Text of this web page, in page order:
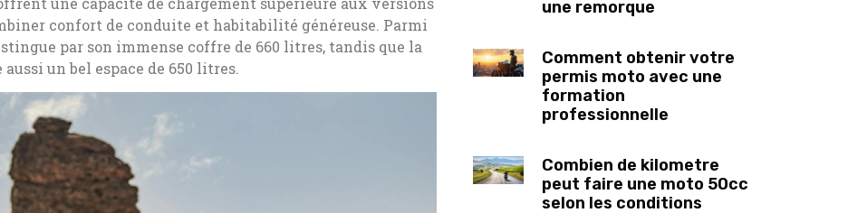
confort de conduite et habitabilité généreuse. Parmi
par son immense coffre de 660 litres, tandis que la
un bel espace de 650 litres.
une remorque
Comment obtenir votre
permis moto avec une
formation
professionnelle
Combien de kilometre
peut faire une moto 50cc
selon les conditions